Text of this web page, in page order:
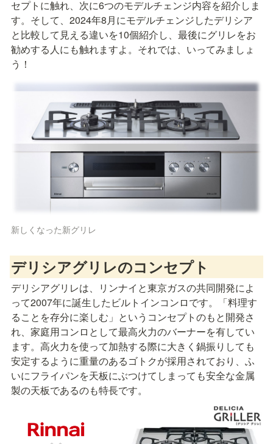
セプトに触れ、次に6つのモデルチェンジ内容を紹介しま
す。そして、2024年8月にモデルチェンジしたデリシア
と比較して見える違いを10個紹介し、最後にグリレをお
勧めする人にも触れますよ。それでは、いってみましょ
う！
新しくなった新グリレ
デリシアグリレのコンセプト
デリシアグリレは、リンナイと東京ガスの共同開発によ
って2007年に誕生したビルトインコンロです。「料理す
ることを存分に楽しむ」というコンセプトのもと開発さ
れ、家庭用コンロとして最高火力のバーナーを有してい
ます。高火力を使って加熱する際に大きく鍋振りしても
安定するように重量のあるゴトクが採用されており、ふ
いにフライパンを天板にぶつけてしまっても安全な金属
製の天板であるのも特長です。